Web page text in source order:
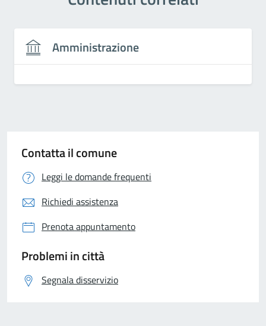
Amministrazione
Contatta il comune
Leggi le domande frequenti
Richiedi assistenza
Prenota appuntamento
Problemi in città
Segnala disservizio